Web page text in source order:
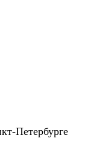
Петербурге